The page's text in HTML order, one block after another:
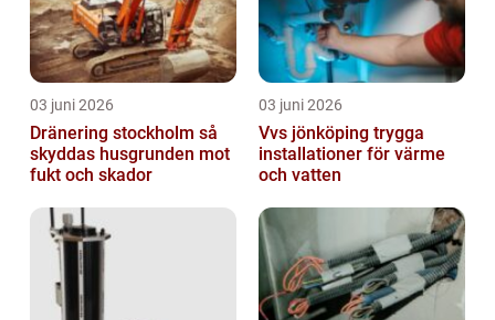
03 juni 2026
Dränering stockholm så
skyddas husgrunden mot
fukt och skador
03 juni 2026
Vvs jönköping trygga
installationer för värme
och vatten